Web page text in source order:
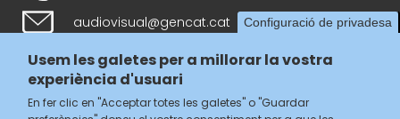
audiovisual@gencat.cat
Follow us
Configuració de privadesa
Usem les galetes per a millorar la vostra
experiència d'usuari
En fer clic en "Acceptar totes les galetes" o "Guardar